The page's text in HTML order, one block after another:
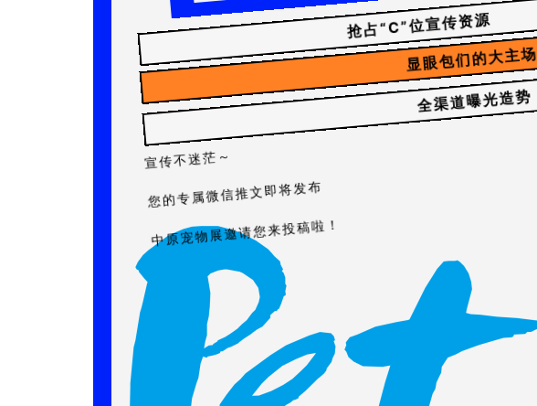
抢占“C”位宣传资源
显眼包们的大主场
全渠道曝光造势
宣传不迷茫～
您的专属微信推文即将发布
中原宠物展邀请您来投稿啦！